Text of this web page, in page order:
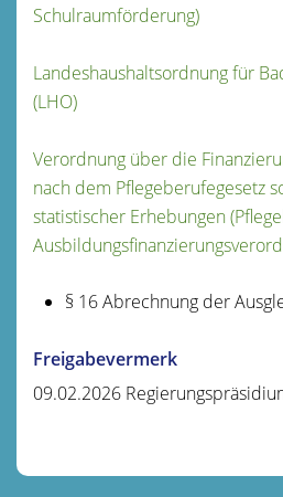
Schulraumförderung)
Landeshaushaltsordnung für
(LHO)
Verordnung über die
nach dem Pflegeberufegesetz
statistischer Erhebungen
§ 16 Abrechnung der
Freigabevermerk
09.02.2026